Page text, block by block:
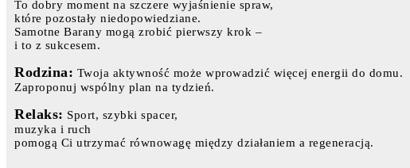
To dobry moment na szczere wyjaśnienie spraw,
które pozostały niedopowiedziane.
Samotne Barany mogą zrobić pierwszy krok –
i to z sukcesem.
Rodzina: Twoja aktywność może wprowadzić więcej energii do domu.
Zaproponuj wspólny plan na tydzień.
Relaks: Sport, szybki spacer,
muzyka i ruch
pomogą Ci utrzymać równowagę między działaniem a regeneracją.